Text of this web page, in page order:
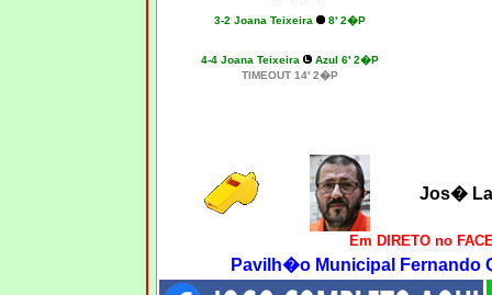
3-2 Joana Teixeira 8' 2�P
4-4 Joana Teixeira
Azul 6' 2�P
TIMEOUT 14' 2�P
Jos�
Em DIRETO no
Pavilh�o Municipal Fernando